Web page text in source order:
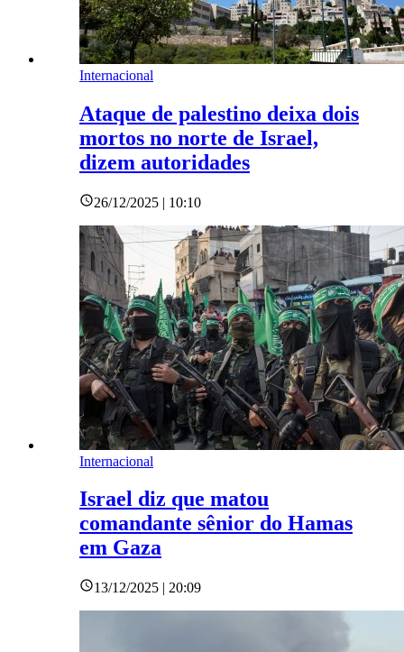
Internacional
Ataque de palestino deixa dois
mortos no norte de Israel,
dizem autoridades
26/12/2025 | 10:10
Internacional
Israel diz que matou
comandante sênior do Hamas
em Gaza
13/12/2025 | 20:09